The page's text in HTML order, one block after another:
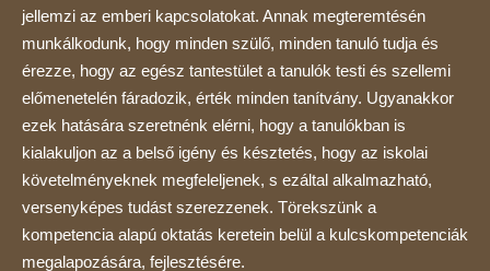
jellemzi az emberi kapcsolatokat. Annak megteremtésén
munkálkodunk, hogy minden szülő, minden tanuló tudja és
érezze, hogy az egész tantestület a tanulók testi és szellemi
előmenetelén fáradozik, érték minden tanítvány. Ugyanakkor
ezek hatására szeretnénk elérni, hogy a tanulókban is
kialakuljon az a belső igény és késztetés, hogy az iskolai
követelményeknek megfeleljenek, s ezáltal alkalmazható,
versenyképes tudást szerezzenek. Törekszünk a
kompetencia alapú oktatás keretein belül a kulcskompetenciák
megalapozására, fejlesztésére.